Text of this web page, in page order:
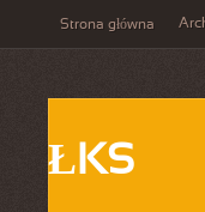
Strona główna
ŁKS